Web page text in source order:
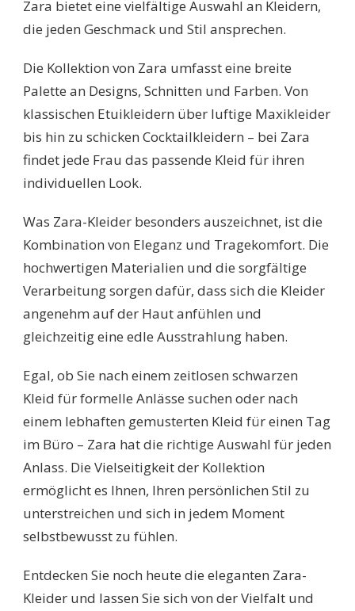
Zara bietet eine vielfältige Auswahl an Kleidern,
die jeden Geschmack und Stil ansprechen.
Die Kollektion von Zara umfasst eine breite
Palette an Designs, Schnitten und Farben. Von
klassischen Etuikleidern über luftige Maxikleider
bis hin zu schicken Cocktailkleidern – bei Zara
findet jede Frau das passende Kleid für ihren
individuellen Look.
Was Zara-Kleider besonders auszeichnet, ist die
Kombination von Eleganz und Tragekomfort. Die
hochwertigen Materialien und die sorgfältige
Verarbeitung sorgen dafür, dass sich die Kleider
angenehm auf der Haut anfühlen und
gleichzeitig eine edle Ausstrahlung haben.
Egal, ob Sie nach einem zeitlosen schwarzen
Kleid für formelle Anlässe suchen oder nach
einem lebhaften gemusterten Kleid für einen Tag
im Büro – Zara hat die richtige Auswahl für jeden
Anlass. Die Vielseitigkeit der Kollektion
ermöglicht es Ihnen, Ihren persönlichen Stil zu
unterstreichen und sich in jedem Moment
selbstbewusst zu fühlen.
Entdecken Sie noch heute die eleganten Zara-
Kleider und lassen Sie sich von der Vielfalt und